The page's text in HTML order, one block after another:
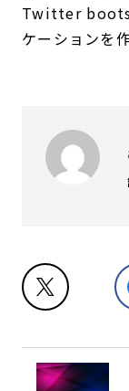
Twitter
ケーションを